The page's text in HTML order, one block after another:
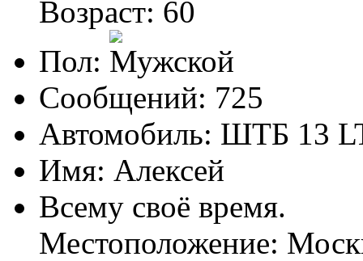
Возраст: 60
Пол:
Сообщений: 725
Автомобиль: ШТБ 13
Имя: Алексей
Всему своё время.
Местоположение: